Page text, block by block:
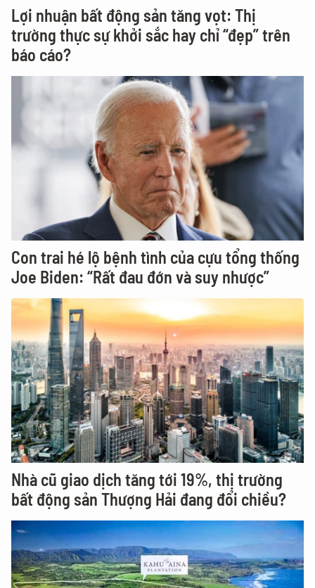
Lợi nhuận bất động sản tăng vọt: Thị
trường thực sự khởi sắc hay chỉ “đẹp” trên
báo cáo?
Con trai hé lộ bệnh tình của cựu tổng thống
Joe Biden: “Rất đau đớn và suy nhược”
Nhà cũ giao dịch tăng tới 19%, thị trường
bất động sản Thượng Hải đang đổi chiều?